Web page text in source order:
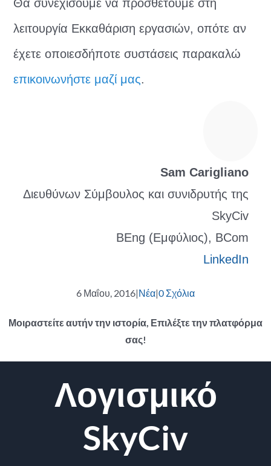
Θα συνεχίσουμε να προσθέτουμε στη
λειτουργία Εκκαθάριση εργασιών, οπότε αν
έχετε οποιεσδήποτε συστάσεις παρακαλώ
επικοινωνήστε μαζί μας.
Sam Carigliano
Διευθύνων Σύμβουλος και συνιδρυτής της
SkyCiv
BEng (Εμφύλιος), BCom
LinkedIn
6 Μαΐου, 2016|Νέα|0 Σχόλια
Μοιραστείτε αυτήν την ιστορία, Επιλέξτε την πλατφόρμα
σας!
Λογισμικό
SkyCiv